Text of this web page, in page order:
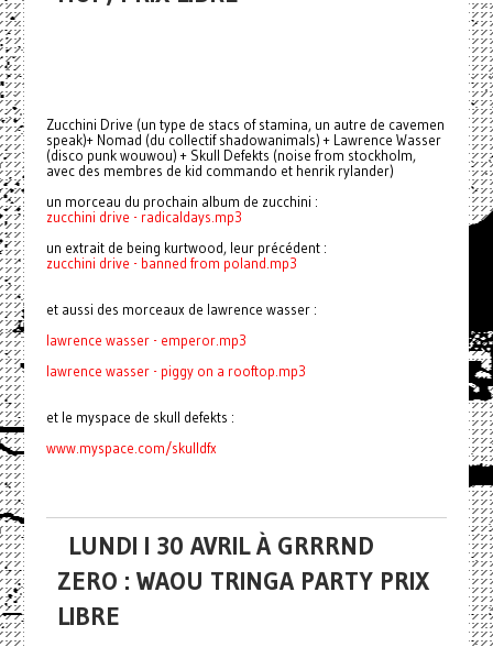
Zucchini Drive (un type de stacs of stamina, un autre de cavemen
speak)+ Nomad (du collectif shadowanimals) + Lawrence Wasser
(disco punk wouwou) + Skull Defekts (noise from stockholm,
avec des membres de kid commando et henrik rylander)
un morceau du prochain album de zucchini :
zucchini drive - radicaldays.mp3
un extrait de being kurtwood, leur précédent :
zucchini drive - banned from poland.mp3
et aussi des morceaux de lawrence wasser :
lawrence wasser - emperor.mp3
lawrence wasser - piggy on a rooftop.mp3
et le myspace de skull defekts :
www.myspace.com/skulldfx
LUNDI I 30 AVRIL À GRRRND
ZERO : WAOU TRINGA PARTY PRIX
LIBRE